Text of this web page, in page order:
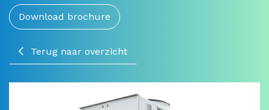
Download brochure
Terug naar overzicht